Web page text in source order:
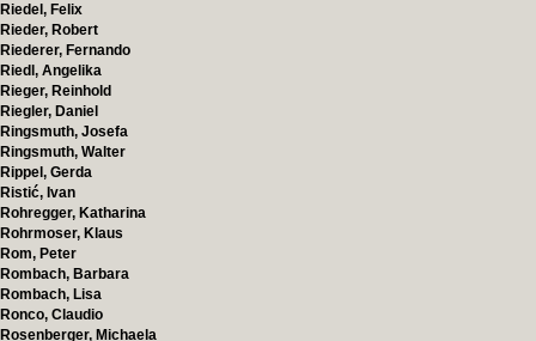
Riedel, Felix
Rieder, Robert
Riederer, Fernando
Riedl, Angelika
Rieger, Reinhold
Riegler, Daniel
Ringsmuth, Josefa
Ringsmuth, Walter
Rippel, Gerda
Ristić, Ivan
Rohregger, Katharina
Rohrmoser, Klaus
Rom, Peter
Rombach, Barbara
Rombach, Lisa
Ronco, Claudio
Rosenberger, Michaela